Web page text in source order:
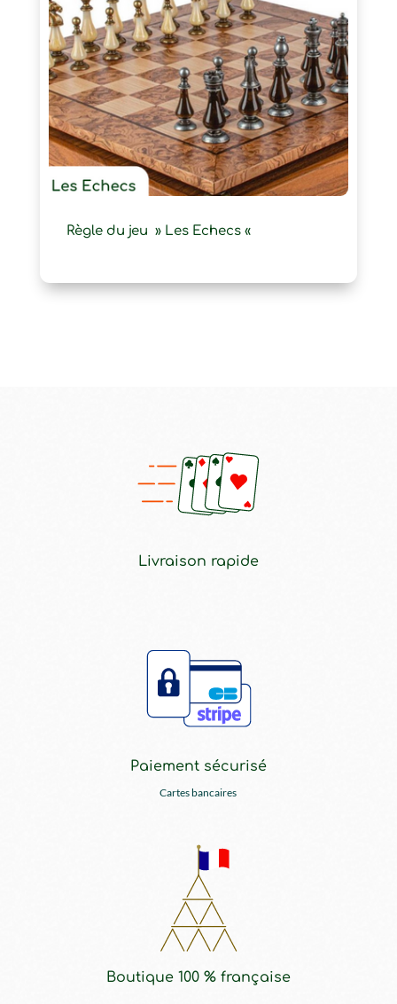
Règle du jeu » Les Echecs «
Livraison rapide
Paiement sécurisé
Cartes bancaires
Boutique 100 % française